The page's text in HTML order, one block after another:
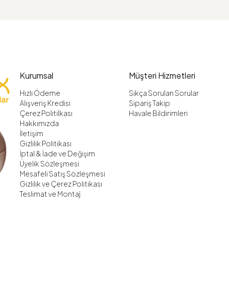
Kurumsal
Hızlı Ödeme
Alışveriş Kredisi
Çerez Politilkası
Hakkımızda
İletişim
Gizlilik Politikası
İptal & İade ve Değişim
Üyelik Sözleşmesi
Mesafeli Satış Sözleşmesi
Gizlilik ve Çerez Politikası
Teslimat ve Montaj
Müşteri Hizmetleri
Sıkça Sorulan Sorular
Sipariş Takip
Havale Bildirimleri